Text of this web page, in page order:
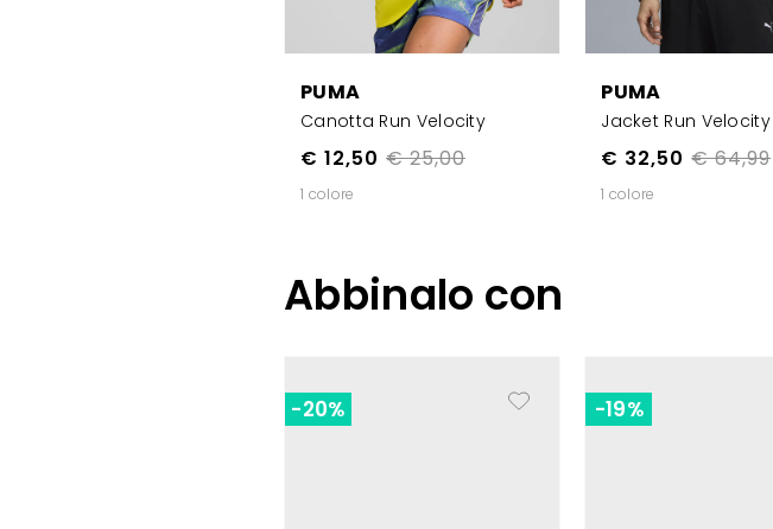
PUMA
Canotta Run Velocity
€ 25,00
€ 12,50
1 colore
PUMA
Jacket Run Velocity
€ 64,99
€ 32,50
1 colore
Abbinalo con
-20% -19%